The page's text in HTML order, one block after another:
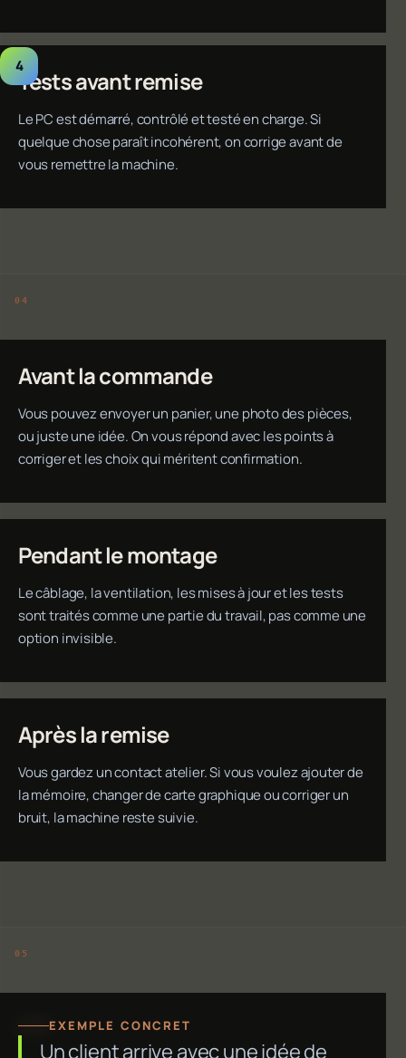
Tests avant remise
Le PC est démarré, contrôlé et testé en charge. Si
quelque chose paraît incohérent, on corrige avant de
vous remettre la machine.
Avant la commande
Vous pouvez envoyer un panier, une photo des pièces,
ou juste une idée. On vous répond avec les points à
corriger et les choix qui méritent confirmation.
Pendant le montage
Le câblage, la ventilation, les mises à jour et les tests
sont traités comme une partie du travail, pas comme une
option invisible.
Après la remise
Vous gardez un contact atelier. Si vous voulez ajouter de
la mémoire, changer de carte graphique ou corriger un
bruit, la machine reste suivie.
EXEMPLE CONCRET
Un client arrive avec une idée de